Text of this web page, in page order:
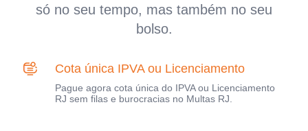
só no seu tempo, mas também no seu
bolso.
Cota única IPVA ou Licenciamento
Pague agora cota única do IPVA ou Licenciamento
RJ sem filas e burocracias no Multas RJ.